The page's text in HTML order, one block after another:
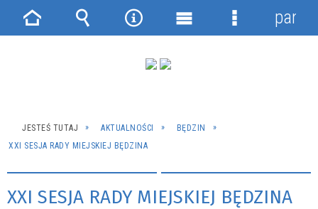
JESTEŚ TUTAJ AKTUALNOŚCI
BĘDZIN
XXI SESJA RADY MIEJSKIEJ BĘDZINA
XXI SESJA RADY MIEJSKIEJ BĘDZINA
Strona Wyszukiwarka
NarzędziaMenu
Menu
panel